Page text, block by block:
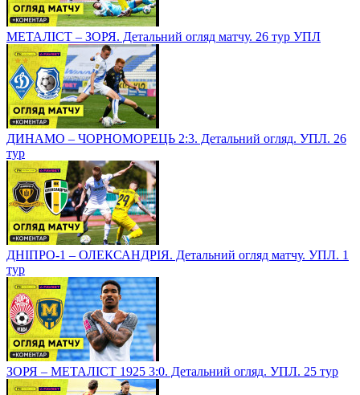
МЕТАЛІСТ – ЗОРЯ. Детальний огляд матчу. 26 тур УПЛ
ДИНАМО – ЧОРНОМОРЕЦЬ 2:3. Детальний огляд. УПЛ. 26
тур
ДНІПРО-1 – ОЛЕКСАНДРІЯ. Детальний огляд матчу. УПЛ. 1
тур
ЗОРЯ – МЕТАЛІСТ 1925 3:0. Детальний огляд. УПЛ. 25 тур